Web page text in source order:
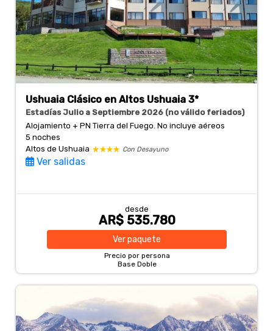
Ushuaia Clásico en Altos Ushuaia 3*
Estadías Julio a Septiembre 2026 (no válido feriados)
Alojamiento + PN Tierra del Fuego. No incluye aéreos
5 noches
Altos de Ushuaia
Con Desayuno
Ver salidas
desde
AR$ 535.780
Verpaquete
Precio por persona
Base Doble